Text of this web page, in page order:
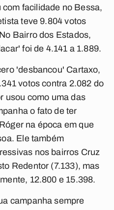
facilidade no Bessa,
teve 9.804 votos
Bairro dos Estados,
foi de 4.141 a 1.889.
'desbancou' Cartaxo,
votos contra 2.082 do
usou como uma das
o fato de ter
na época em que
Ele também
nos bairros Cruz
Redentor (7.133), mas
12.800 e 15.398.
campanha sempre